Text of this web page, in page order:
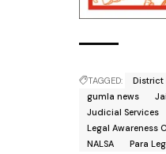
TAGGED:
District
gumla news
Judicial Services
Legal Awareness
NALSA
Para